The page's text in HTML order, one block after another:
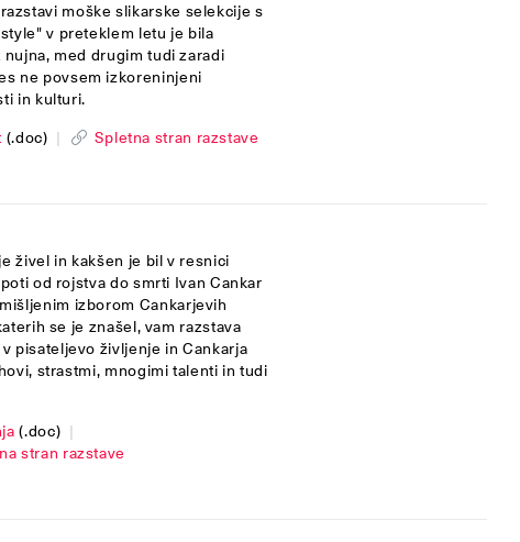
moške slikarske selekcije s
v preteklem letu je bila
med drugim tudi zaradi
ne povsem izkoreninjeni
in kulturi.
(.doc) |
Spletna stran razstave
živel in kakšen je bil v resnici
od rojstva do smrti Ivan Cankar
izborom Cankarjevih
se je znašel, vam razstava
pisateljevo življenje in Cankarja
strastmi, mnogimi talenti in tudi
(.doc) |
stran razstave